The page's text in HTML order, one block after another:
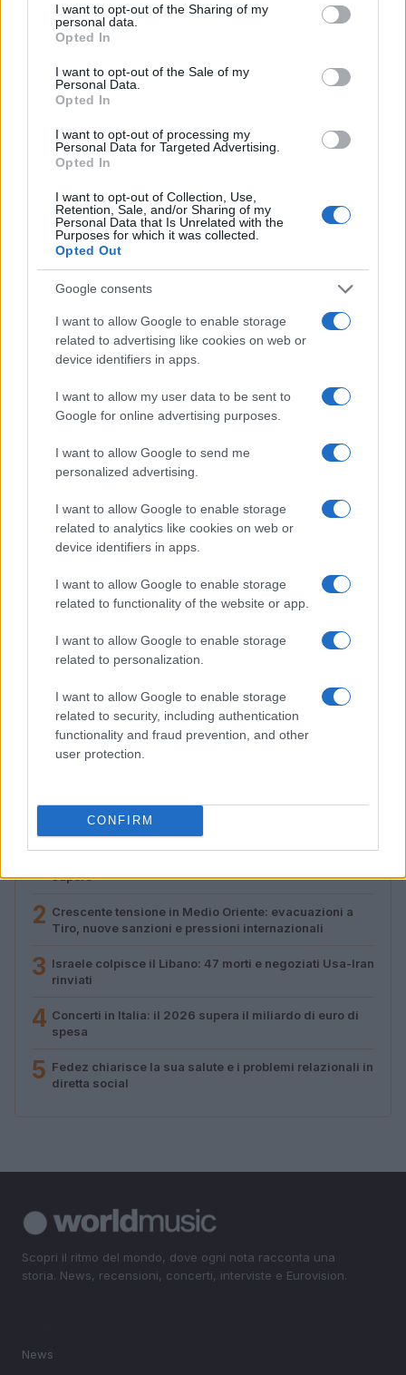
not limited to your visit or usage behaviour. You may click to
grant or deny consent to Google and its third-party tags to
use your data for below specified purposes in below Google
consent section.
I want to opt-out of the Sharing of my
personal data.
Opted In
I want to opt-out of the Sale of my
Personal Data.
Opted In
I want to opt-out of processing my
Personal Data for Targeted Advertising.
Opted In
I want to opt-out of Collection, Use,
Retention, Sale, and/or Sharing of my
Personal Data that Is Unrelated with the
Purposes for which it was collected.
Opted Out
Google consents
I want to allow Google to enable storage
related to advertising like cookies on web or
device identifiers in apps.
I want to allow my user data to be sent to
Google for online advertising purposes.
I want to allow Google to send me
personalized advertising.
I want to allow Google to enable storage
related to analytics like cookies on web or
device identifiers in apps.
I want to allow Google to enable storage
related to functionality of the website or app.
I want to allow Google to enable storage
related to personalization.
I want to allow Google to enable storage
related to security, including authentication
functionality and fraud prevention, and other
user protection.
CONFIRM
Francesco Guccini: la Rai ricorda il grande cantautore
Cristian Castiglioni · 9 Ago 2026
annuncia una pausa dalla vita pubblica
Letizia Fontana · 8 Ago 2026
NEWS
Noemi in ospedale: il racconto della riabilitazione e il
ritorno sul palco
Susanna Riva · 6 Ago 2026
PIÙ LETTI
sapere
2 Crescente tensione in Medio Oriente: evacuazioni a
Tiro, nuove sanzioni e pressioni internazionali
3 Israele colpisce il Libano: 47 morti e negoziati Usa-Iran
rinviati
4 Concerti in Italia: il 2026 supera il miliardo di euro di
spesa
5 Fedez chiarisce la sua salute e i problemi relazionali in
diretta social
Scopri il ritmo del mondo, dove ogni nota racconta una
storia. News, recensioni, concerti, interviste e Eurovision.
News